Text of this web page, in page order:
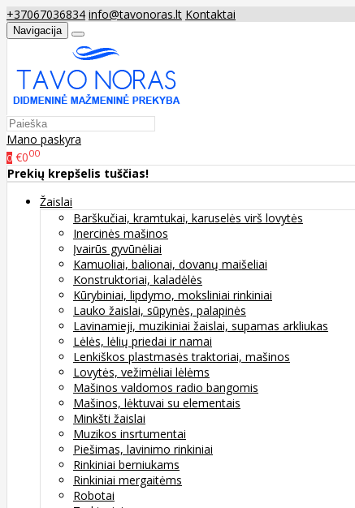
+37067036834 info@tavonoras.lt Kontaktai
Navigacija
Mano paskyra
0 €000
Prekių krepšelis tuščias!
Žaislai
Barškučiai, kramtukai, karuselės virš lovytės
Inercinės mašinos
Įvairūs gyvūnėliai
Kamuoliai, balionai, dovanų maišeliai
Konstruktoriai, kaladėlės
Kūrybiniai, lipdymo, moksliniai rinkiniai
Lauko žaislai, sūpynės, palapinės
Lavinamieji, muzikiniai žaislai, supamas arkliukas
Lėlės, lėlių priedai ir namai
Lenkiškos plastmasės traktoriai, mašinos
Lovytės, vežimėliai lėlėms
Mašinos valdomos radio bangomis
Mašinos, lėktuvai su elementais
Minkšti žaislai
Muzikos insrtumentai
Piešimas, lavinimo rinkiniai
Rinkiniai berniukams
Rinkiniai mergaitėms
Robotai